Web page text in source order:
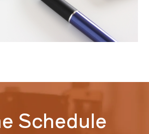
Schedule